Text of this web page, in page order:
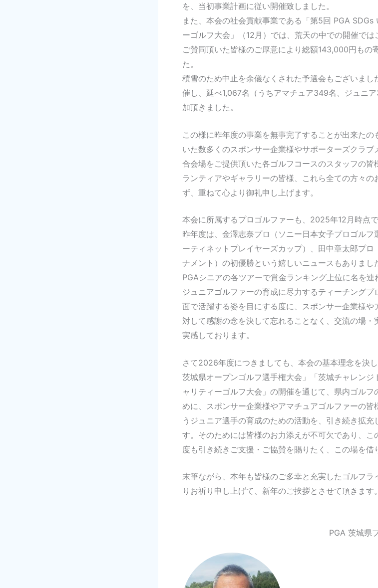
を、当初事業計画に従い開催致しました。
また、本会の社会貢献事業である「第5回 PGA SDGs
ーゴルフ大会」（12月）では、荒天の中での開催で
ご賛同頂いた皆様のご厚意により総額143,000円もの
た。
積雪のため中止を余儀なくされた予選会もございま
催し、延べ1,067名（うちアマチュア349名、ジュニ
加頂きました。
この様に昨年度の事業を無事完了することが出来た
いた数多くのスポンサー企業様やサポーターズクラ
合会場をご提供頂いた各ゴルフコースのスタッフの皆
ランティアやギャラリーの皆様、これら全ての方々の
ず、重ねて心より御礼申し上げます。
本会に所属するプロゴルファーも、2025年12月時点
昨年度は、金澤志奈プロ（ソニー日本女子プロゴルフ
ーティネットプレイヤーズカップ）、田中章太郎プ
ナメント）の初優勝という嬉しいニュースもありまし
PGAシニアの各ツアーで賞金ランキング上位に名を
ジュニアゴルファーの育成に尽力するティーチング
面で活躍する姿を目にする度に、スポンサー企業様や
対して感謝の念を決して忘れることなく、交流の場・
実感しております。
さて2026年度につきましても、本会の基本理念を決
茨城県オープンゴルフ選手権大会」「茨城チャレン
ャリティーゴルフ大会」の開催を通じて、県内ゴル
めに、スポンサー企業様やアマチュアゴルファーの皆
うジュニア選手の育成のための活動を、引き続き拡充
す。そのためには皆様のお力添えが不可欠であり、
度も引き続きご支援・ご協賛を賜りたく、この場を借
末筆ながら、本年も皆様のご多幸と充実したゴルフラ
りお祈り申し上げて、新年のご挨拶とさせて頂きます。
PGA 茨城県